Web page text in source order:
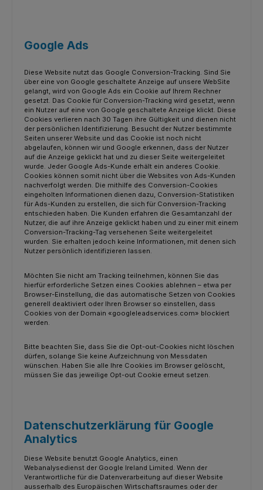
Google Ads
Diese Website nutzt das Google Conversion-Tracking. Sind Sie
über eine von Google geschaltete Anzeige auf unsere WebSite
gelangt, wird von Google Ads ein Cookie auf Ihrem Rechner
gesetzt. Das Cookie für Conversion-Tracking wird gesetzt, wenn
ein Nutzer auf eine von Google geschaltete Anzeige klickt. Diese
Cookies verlieren nach 30 Tagen ihre Gültigkeit und dienen nicht
der persönlichen Identifizierung. Besucht der Nutzer bestimmte
Seiten unserer Website und das Cookie ist noch nicht
abgelaufen, können wir und Google erkennen, dass der Nutzer
auf die Anzeige geklickt hat und zu dieser Seite weitergeleitet
wurde. Jeder Google Ads-Kunde erhält ein anderes Cookie.
Cookies können somit nicht über die Websites von Ads-Kunden
nachverfolgt werden. Die mithilfe des Conversion-Cookies
eingeholten Informationen dienen dazu, Conversion-Statistiken
für Ads-Kunden zu erstellen, die sich für Conversion-Tracking
entschieden haben. Die Kunden erfahren die Gesamtanzahl der
Nutzer, die auf ihre Anzeige geklickt haben und zu einer mit einem
Conversion-Tracking-Tag versehenen Seite weitergeleitet
wurden. Sie erhalten jedoch keine Informationen, mit denen sich
Nutzer persönlich identifizieren lassen.
Möchten Sie nicht am Tracking teilnehmen, können Sie das
hierfür erforderliche Setzen eines Cookies ablehnen – etwa per
Browser-Einstellung, die das automatische Setzen von Cookies
generell deaktiviert oder Ihren Browser so einstellen, dass
Cookies von der Domain «googleleadservices.com» blockiert
werden.
Bitte beachten Sie, dass Sie die Opt-out-Cookies nicht löschen
dürfen, solange Sie keine Aufzeichnung von Messdaten
wünschen. Haben Sie alle Ihre Cookies im Browser gelöscht,
müssen Sie das jeweilige Opt-out Cookie erneut setzen.
Datenschutzerklärung für Google
Analytics
Diese Website benutzt Google Analytics, einen
Webanalysedienst der Google Ireland Limited. Wenn der
Verantwortliche für die Datenverarbeitung auf dieser Website
ausserhalb des Europäischen Wirtschaftsraumes oder der